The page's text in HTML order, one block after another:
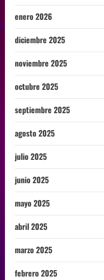
enero 2026
diciembre 2025
noviembre 2025
octubre 2025
septiembre 2025
agosto 2025
julio 2025
junio 2025
mayo 2025
abril 2025
marzo 2025
febrero 2025